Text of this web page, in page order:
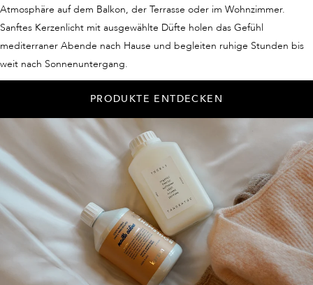
Atmosphäre auf dem Balkon, der Terrasse oder im Wohnzimmer.
Sanftes Kerzenlicht mit ausgewählte Düfte holen das Gefühl
mediterraner Abende nach Hause und begleiten ruhige Stunden bis
weit nach Sonnenuntergang.
PRODUKTE ENTDECKEN